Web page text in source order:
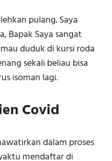
pulang. Saya
Bapak Saya sangat
duduk di kursi roda
sekali beliau bisa
isoman lagi.
Covid
dalam proses
mendaftar di